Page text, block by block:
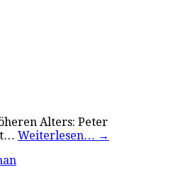
Alters: Peter
Weiterlesen… →